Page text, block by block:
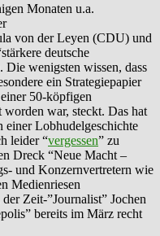
Monaten u.a.
von der Leyen (CDU) und
deutsche
Die wenigsten wissen, dass
ein Strategiepapier
50-köpfigen
worden war, steckt. Das hat
Lobhudelgeschichte
leider “vergessen” zu
Dreck “Neue Macht –
und Konzernvertretern wie
Medienriesen
Zeit-”Journalist” Jochen
bereits im März recht